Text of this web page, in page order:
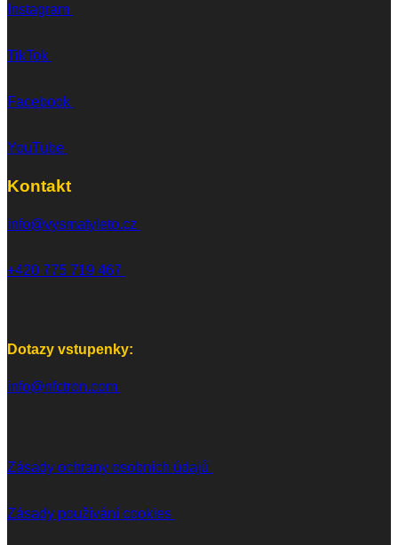
Instagram
TikTok
Facebook
YouTube
Kontakt
info@vysmatyleto.cz
+420 775 719 467
Dotazy vstupenky:
info@nfctron.com
Zásady ochrany osobních údajů
Zásady používání cookies